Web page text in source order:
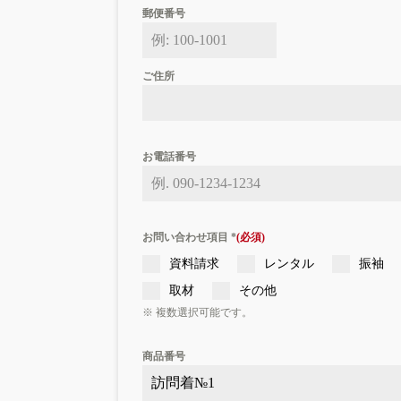
郵便番号
ご住所
お電話番号
お問い合わせ項目*
資料請求 レンタル
振袖
取材
その他
※ 複数選択可能です。
商品番号